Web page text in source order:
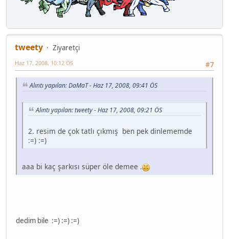
tweety
Ziyaretçi
#7
Haz 17, 2008, 10:12 ÖS
Alıntı yapılan: DaMaT - Haz 17, 2008, 09:41 ÖS
Alıntı yapılan: tweety - Haz 17, 2008, 09:21 ÖS
2. resim de çok tatlı çıkmış ben pek dinlememde
:=) :=)
aaa bi kaç şarkısı süper öle demee .
dedim bile :=) :=) :=)